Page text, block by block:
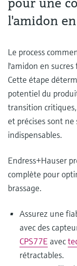
l'amidon
Le process
l'amidon en
Cette étape
potentiel du
transition
et précises sont
indispensables.
Endress+Hauser
complète pour
brassage.
Assurez une
avec des
CPS77E avec
rétractables.